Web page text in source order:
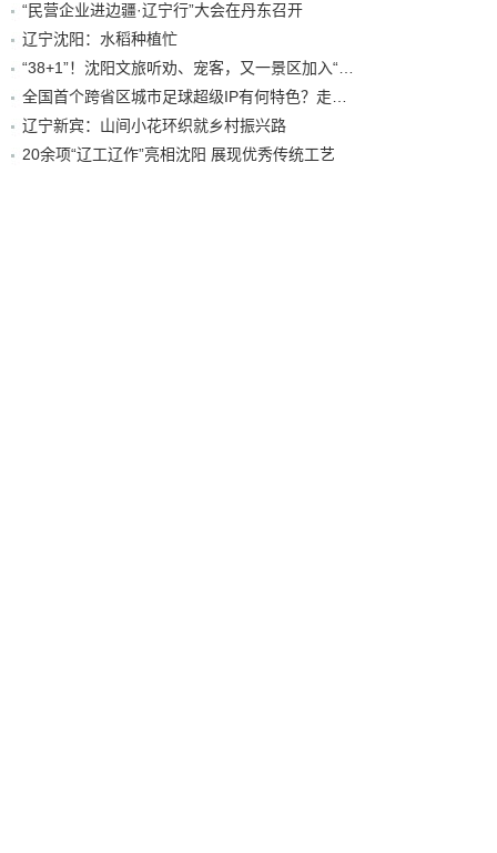
“民营企业进边疆·辽宁行”大会在丹东召开
辽宁沈阳：水稻种植忙
辽宁新宾：山间小花环织就乡村振兴路
20余项“辽工辽作”亮相沈阳 展现优秀传统工艺